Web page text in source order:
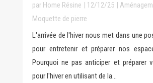
par Home Résine | 12/12/25 |
Moquette de pierre
L'arrivée de l'hiver nous met dans une
pour entretenir et préparer nos
Pourquoi ne pas anticiper et préparer
pour l'hiver en utilisant de la...